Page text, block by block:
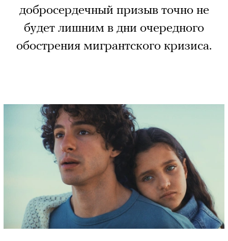
добросердечный призыв точно не
будет лишним в дни очередного
обострения мигрантского кризиса.